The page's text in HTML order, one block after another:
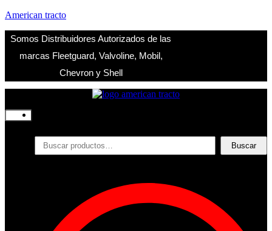
American tracto
Somos Distribuidores Autorizados de las
marcas Fleetguard, Valvoline, Mobil,
Chevron y Shell
Productos
Filtros
Contacto
Acceder
Buscar